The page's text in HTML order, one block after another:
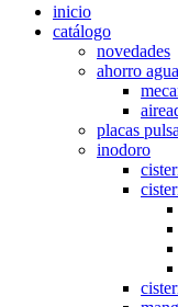
inicio
catálogo
novedades
ahorro agua
placas
inodoro